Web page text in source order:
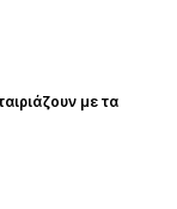
με τα